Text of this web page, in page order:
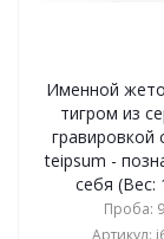
Именной
тигром из
гравировкой
teipsum -
себя (Вес:
Проба:
Артикул: